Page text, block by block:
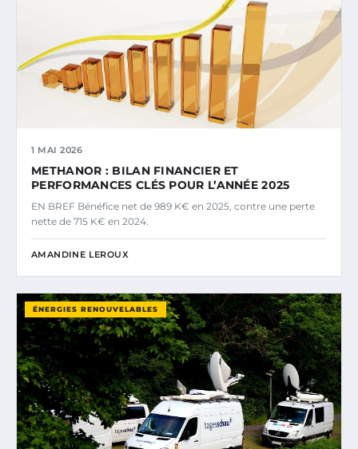
1 MAI 2026
METHANOR : BILAN FINANCIER ET
PERFORMANCES CLÉS POUR L’ANNÉE 2025
EN BREF Bénéfice net de 989 K€ en 2025, contre une perte
nette de 715 K€ en 2024.
AMANDINE LEROUX
ÉNERGIES RENOUVELABLES